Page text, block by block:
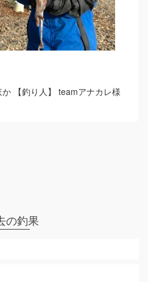
【釣り人】 teamアナカレ様
の釣果